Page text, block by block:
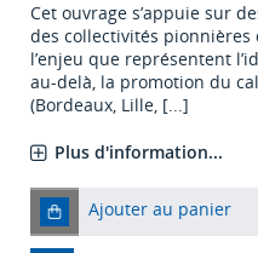
Cet ouvrage s’appuie sur
des collectivités
l’enjeu que représentent
au-delà, la promotion du
(Bordeaux, Lille, [...]
Plus d'information...
Ajouter au panier